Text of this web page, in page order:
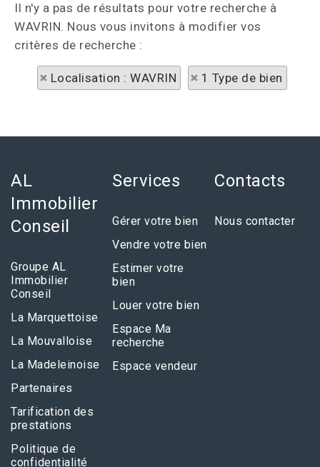
Il n'y a pas de résultats pour votre recherche à
WAVRIN. Nous vous invitons à modifier vos
critères de recherche :
Localisation : WAVRIN 1 Type de bien
AL
Immobilier
Conseil
Groupe AL
Immobilier
Conseil
La Marquettoise
La Mouvalloise
La Madeleinoise
Partenaires
Tarification des
prestations
Politique de
confidentialité
Services
Gérer votre bien
Vendre votre bien
Estimer votre
bien
Louer votre bien
Espace Ma
recherche
Espace vendeur
Contacts
Nous contacter